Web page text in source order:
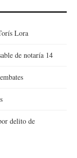
Lora
de notaría 14
delito de